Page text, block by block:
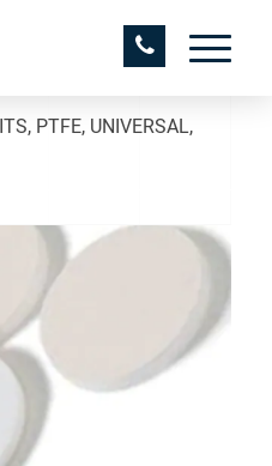
PTFE, UNIVERSAL,